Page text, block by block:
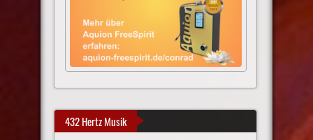
432 Hertz Musik